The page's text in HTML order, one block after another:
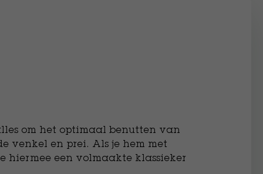
om het optimaal benutten van
venkel en prei. Als je hem met
hiermee een volmaakte klassieker